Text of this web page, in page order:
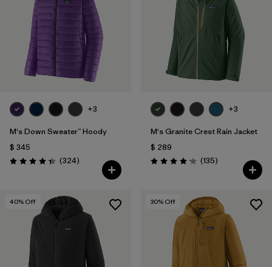
+3
M's Down Sweater™ Hoody
$ 345
Valoración: 4.4 / 5
(324Comentarios
)
+3
M's Granite Crest Rain Jacket
$ 289
Valoración: 4.2 / 5
(135Comentarios
)
40% Off 30% Off